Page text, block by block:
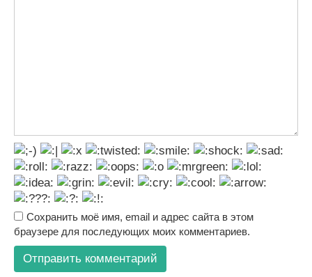
Сохранить моё имя, email и адрес сайта в этом
браузере для последующих моих комментариев.